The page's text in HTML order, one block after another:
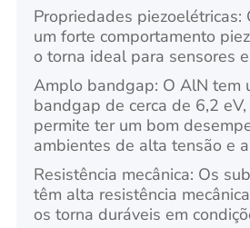
Propriedades piezoelétricas:
um forte comportamento
o torna ideal para sensores
Amplo bandgap: O AlN tem
bandgap de cerca de 6,2
permite ter um bom
ambientes de alta tensão e
Resistência mecânica: Os
têm alta resistência
os torna duráveis em